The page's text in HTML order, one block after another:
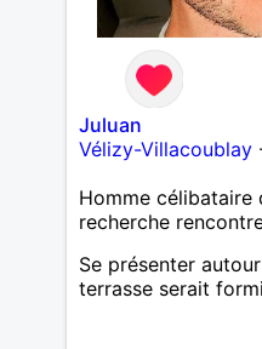
Juluan
Vélizy-Villacoublay
Homme célibataire
recherche
Se présenter
terrasse serait